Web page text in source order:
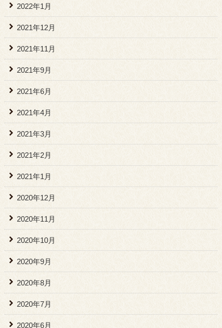
2022年1月
2021年12月
2021年11月
2021年9月
2021年6月
2021年4月
2021年3月
2021年2月
2021年1月
2020年12月
2020年11月
2020年10月
2020年9月
2020年8月
2020年7月
2020年6月